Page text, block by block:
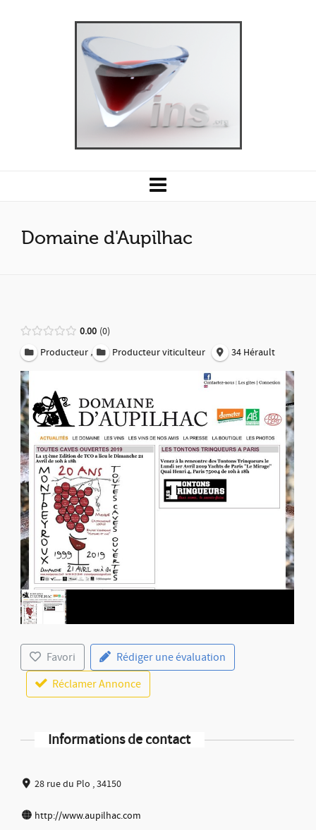
Domaine d'Aupilhac
0.00 0
Producteur , Producteur viticulteur 34 Hérault
Favori
Rédiger une évaluation
Réclamer Annonce
Informations de contact
28 rue du Plo , 34150
http://www.aupilhac.com